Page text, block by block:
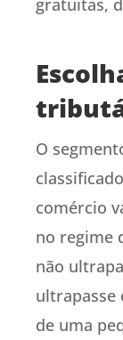
O
comércio
no regime
não
ultrapasse
de uma